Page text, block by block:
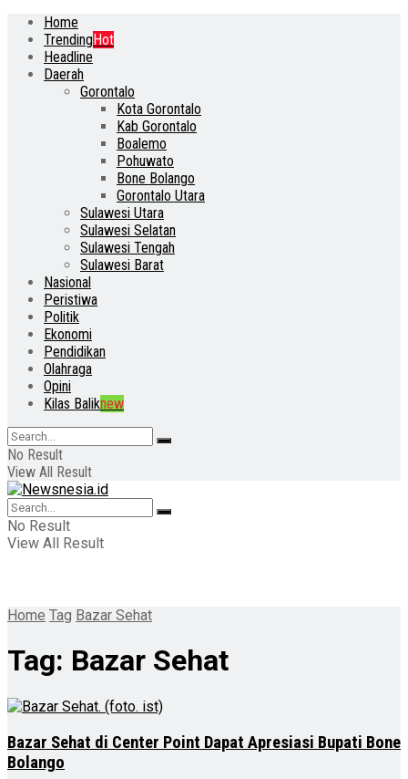
Home
TrendingHot
Headline
Daerah
Gorontalo
Kota Gorontalo
Kab Gorontalo
Boalemo
Pohuwato
Bone Bolango
Gorontalo Utara
Sulawesi Utara
Sulawesi Selatan
Sulawesi Tengah
Sulawesi Barat
Nasional
Peristiwa
Politik
Ekonomi
Pendidikan
Olahraga
Opini
Kilas Baliknew
No Result
View All Result
No Result
View All Result
Home Tag Bazar Sehat
Tag: Bazar Sehat
Bazar Sehat di Center Point Dapat Apresiasi Bupati Bone
Bolango